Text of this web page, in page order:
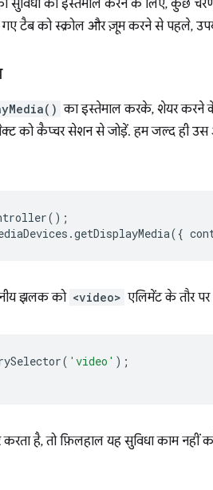
का इस्तेमाल करने के लिए, कुछ
टैब को स्क्रोल और ज़ूम करने से पहले,
का इस्तेमाल करके, शेयर
को कैप्चर सेशन से जोड़ें. हम जल्द ही
();
.getDisplayMedia({
झलक को <video> एलिमेंट के तौर पर
( 'video' );
करता है, तो फ़िलहाल यह सुविधा काम